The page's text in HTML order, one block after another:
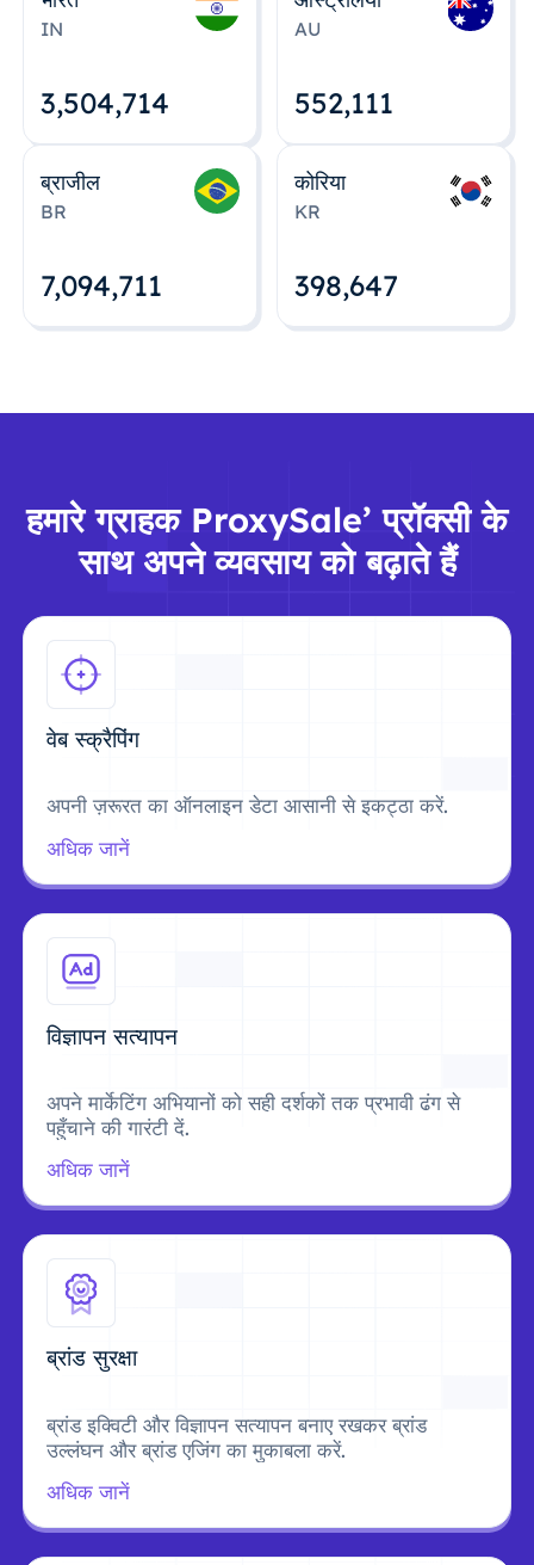
IN
3,504,715
AU
552,112
ब्राजील
BR
7,094,712
कोरिया
KR
398,648
हमारे ग्राहक ProxySale’ प्रॉक्सी के
साथ अपने व्यवसाय को बढ़ाते हैं
वेब स्क्रैपिंग
अपनी ज़रूरत का ऑनलाइन डेटा आसानी से इकट्ठा करें.
अधिक जानें
विज्ञापन सत्यापन
अपने मार्केटिंग अभियानों को सही दर्शकों तक प्रभावी ढंग से
पहुँचाने की गारंटी दें.
अधिक जानें
ब्रांड सुरक्षा
ब्रांड इक्विटी और विज्ञापन सत्यापन बनाए रखकर ब्रांड
उल्लंघन और ब्रांड एजिंग का मुकाबला करें.
अधिक जानें